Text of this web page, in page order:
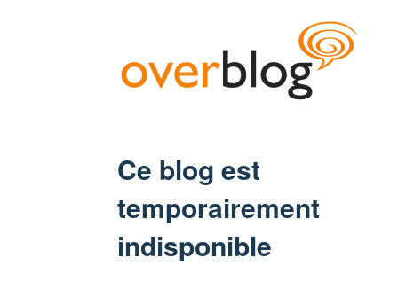
Ce blog est
temporairement
indisponible